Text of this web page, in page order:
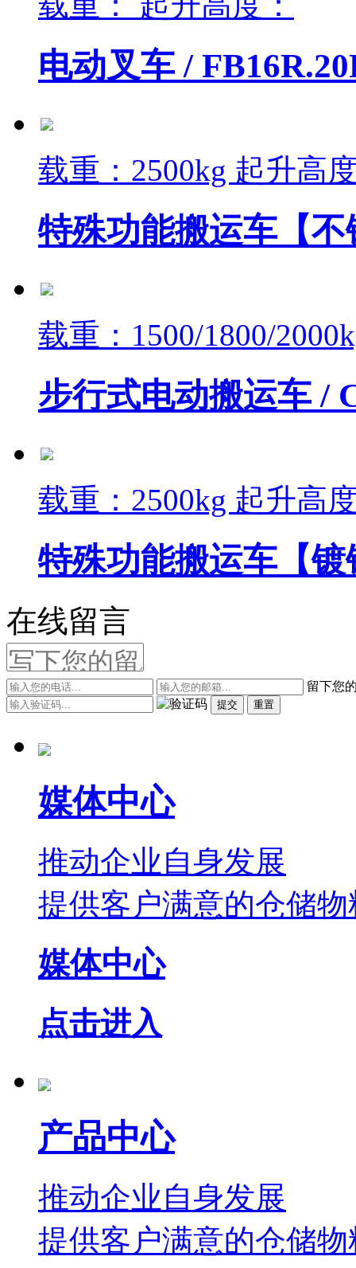
电动叉车 /
载重：2500kg 起升高
特殊功能搬运车【
载重：1500/1800/
步行式电动搬运车 /
载重：2500kg 起升高
特殊功能搬运车【
在线留言
留下您
提交 重置
媒体中心
推动企业自身发展
提供客户满意的仓储
媒体中心
点击进入
产品中心
推动企业自身发展
提供客户满意的仓储